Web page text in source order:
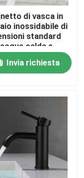
di vasca in
inossidabile di
standard
calda e
Invia richiesta